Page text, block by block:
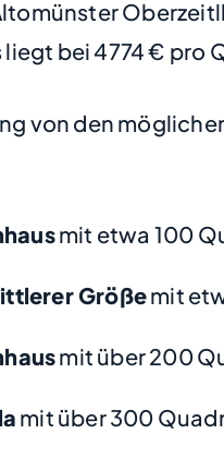
liegt bei 4774 € pro
von den
mit etwa 100
Größemit
mit über 200
mit über 300